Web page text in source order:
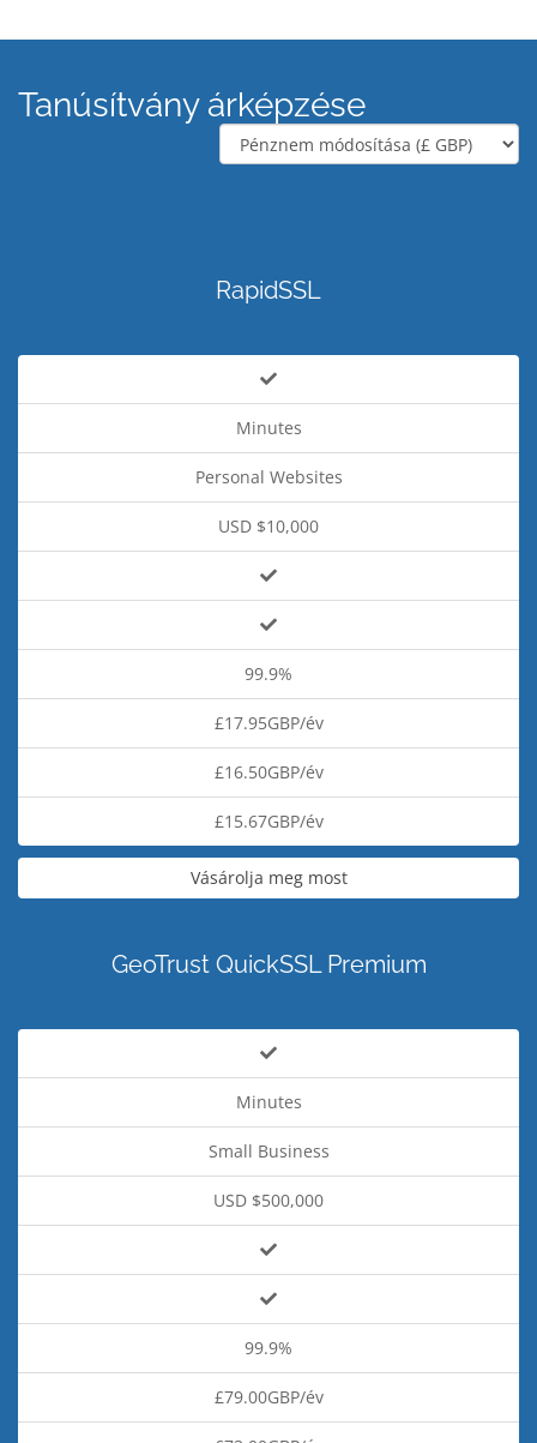
Tanúsítvány árképzése
RapidSSL
Minutes
Personal Websites
USD $10,000
99.9%
£17.95GBP/év
£16.50GBP/év
£15.67GBP/év
Vásárolja meg most
GeoTrust QuickSSL Premium
Minutes
Small Business
USD $500,000
99.9%
£79.00GBP/év